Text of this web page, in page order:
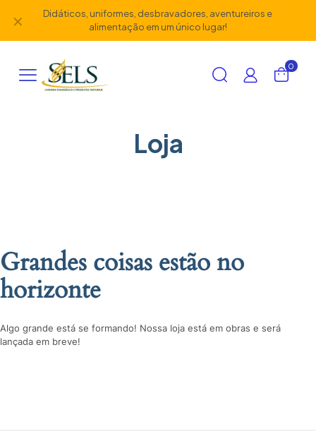
Didáticos, uniformes, desbravadores, aventureiros e
alimentação em um único lugar!
✕
0
Loja
Grandes coisas estão no
horizonte
Algo grande está se formando! Nossa loja está em obras e será
lançada em breve!